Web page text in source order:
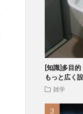
[知識]多目
もっと広く
雑学